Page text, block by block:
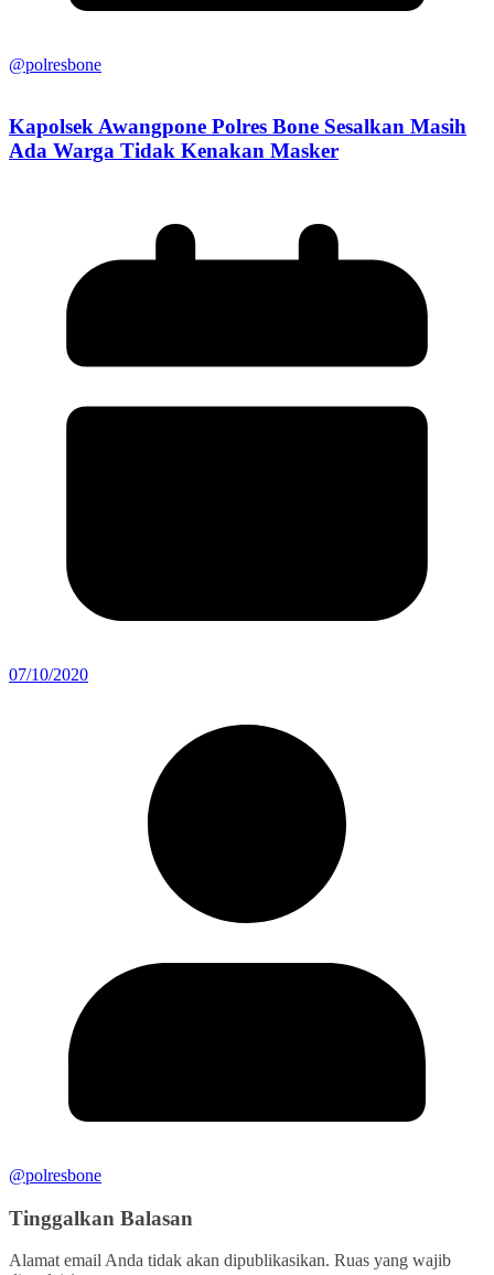
@polresbone
Kapolsek Awangpone Polres Bone Sesalkan Masih
Ada Warga Tidak Kenakan Masker
07/10/2020
@polresbone
Tinggalkan Balasan
Alamat email Anda tidak akan dipublikasikan. Ruas yang wajib